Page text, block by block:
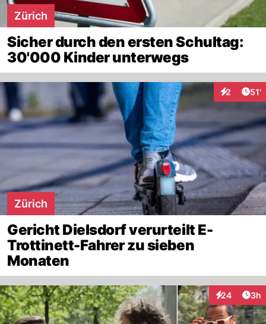
Zürich
Sicher durch den ersten Schultag:
30'000 Kinder unterwegs
2 51'
Zürich
Gericht Dielsdorf verurteilt E-
Trottinett-Fahrer zu sieben
Monaten
24
Interaktionen
3h